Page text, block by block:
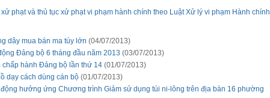
phạt và thủ tục xử phạt vi phạm hành chính theo Luật Xử lý vi phạm Hành chính
dây mua bán ma túy lớn (04/07/2013)
Đảng bộ 6 tháng đầu năm 2013 (03/07/2013)
chấp hành Đảng bộ lần thứ 14 (01/07/2013)
dạy cách dùng cán bộ (01/07/2013)
hưởng ứng Chương trình Giảm sử dụng túi ni-lông trên địa bàn 16 phường